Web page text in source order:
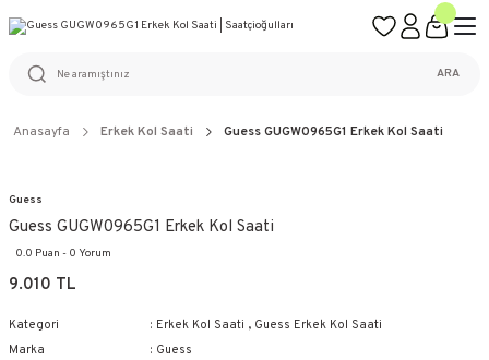
%100 ORİJİNAL ÜRÜN GARANTİSİ
ARA
Anasayfa Erkek Kol Saati Guess GUGW0965G1 Erkek Kol Saati
Guess
Guess GUGW0965G1 Erkek Kol Saati
0.0 Puan - 0 Yorum
9.010 TL
Kategori Erkek Kol Saati , Guess Erkek Kol Saati
Marka
Guess